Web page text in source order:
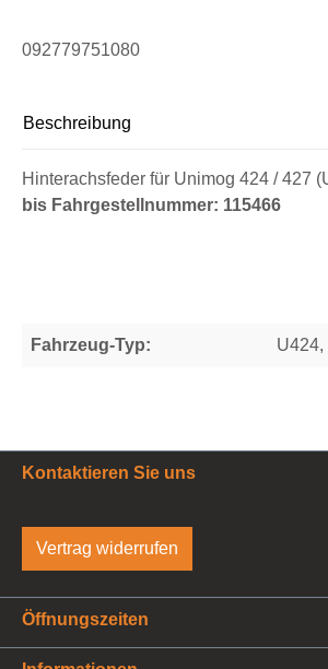
092779751080
Beschreibung
Hinterachsfeder für Unimog 424 / 427
bis Fahrgestellnummer: 115466
Fahrzeug-Typ: U424,
Kontaktieren Sie uns
Vertrag widerrufen
Öffnungszeiten